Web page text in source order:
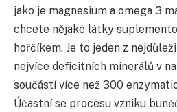
jako je magnesium a omega 3
chcete nějaké látky
hořčíkem. Je to jeden z
nejvíce deficitních minerálů v
součástí více než 300
Účastní se procesu vzniku